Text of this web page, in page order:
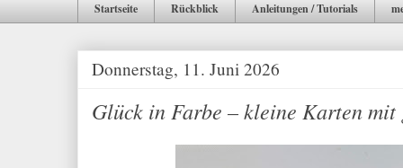
Startseite Rückblick Anleitungen / Tutorials
Donnerstag, 11. Juni 2026
Glück in Farbe – kleine Karten